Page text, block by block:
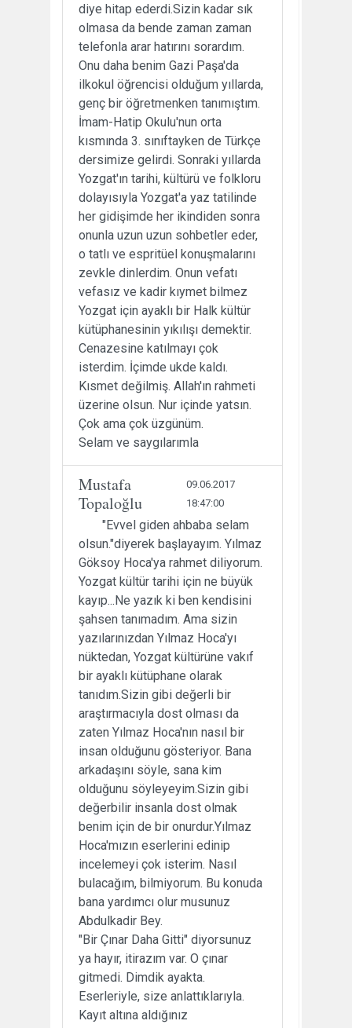
diye hitap ederdi.Sizin kadar sık
olmasa da bende zaman zaman
telefonla arar hatırını sorardım.
Onu daha benim Gazi Paşa'da
ilkokul öğrencisi olduğum yıllarda,
genç bir öğretmenken tanımıştım.
İmam-Hatip Okulu'nun orta
kısmında 3. sınıftayken de Türkçe
dersimize gelirdi. Sonraki yıllarda
Yozgat'ın tarihi, kültürü ve folkloru
dolayısıyla Yozgat'a yaz tatilinde
her gidişimde her ikindiden sonra
onunla uzun uzun sohbetler eder,
o tatlı ve espritüel konuşmalarını
zevkle dinlerdim. Onun vefatı
vefasız ve kadir kıymet bilmez
Yozgat için ayaklı bir Halk kültür
kütüphanesinin yıkılışı demektir.
Cenazesine katılmayı çok
isterdim. İçimde ukde kaldı.
Kısmet değilmiş. Allah'ın rahmeti
üzerine olsun. Nur içinde yatsın.
Çok ama çok üzgünüm.
Selam ve saygılarımla
Mustafa
Topaloğlu
09.06.2017
18:47:00
"Evvel giden ahbaba selam
olsun."diyerek başlayayım. Yılmaz
Göksoy Hoca'ya rahmet diliyorum.
Yozgat kültür tarihi için ne büyük
kayıp...Ne yazık ki ben kendisini
şahsen tanımadım. Ama sizin
yazılarınızdan Yılmaz Hoca'yı
nüktedan, Yozgat kültürüne vakıf
bir ayaklı kütüphane olarak
tanıdım.Sizin gibi değerli bir
araştırmacıyla dost olması da
zaten Yılmaz Hoca'nın nasıl bir
insan olduğunu gösteriyor. Bana
arkadaşını söyle, sana kim
olduğunu söyleyeyim.Sizin gibi
değerbilir insanla dost olmak
benim için de bir onurdur.Yılmaz
Hoca'mızın eserlerini edinip
incelemeyi çok isterim. Nasıl
bulacağım, bilmiyorum. Bu konuda
bana yardımcı olur musunuz
Abdulkadir Bey.
"Bir Çınar Daha Gitti" diyorsunuz
ya hayır, itirazım var. O çınar
gitmedi. Dimdik ayakta.
Eserleriyle, size anlattıklarıyla.
Kayıt altına aldığınız